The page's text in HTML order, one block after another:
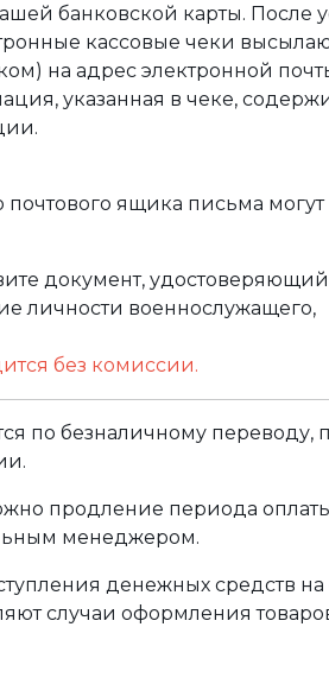
банковской карты. После
кассовые чеки
на адрес электронной
указанная в чеке,
почтового ящика письма могут
документ,
личности военнослужащего,
без комиссии.
по безналичному переводу,
продление периода оплаты
менеджером.
денежных средств на
случаи оформления товаров